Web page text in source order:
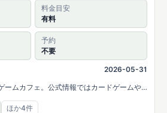
料金目安
有料
予約
不要
2026-05-31
ームカフェ。公式情報ではカードゲームや
内されています。
ほか4件